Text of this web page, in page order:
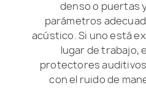
denso o puertas
parámetros
acústico. Si uno está
lugar de trabajo,
protectores
con el ruido de